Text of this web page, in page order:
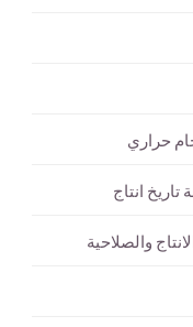
حراري
انتاج
والصلاحية